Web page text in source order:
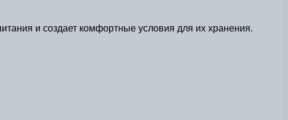
и создает комфортные условия для их хранения.